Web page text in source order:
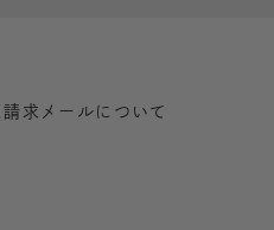
求メールについて